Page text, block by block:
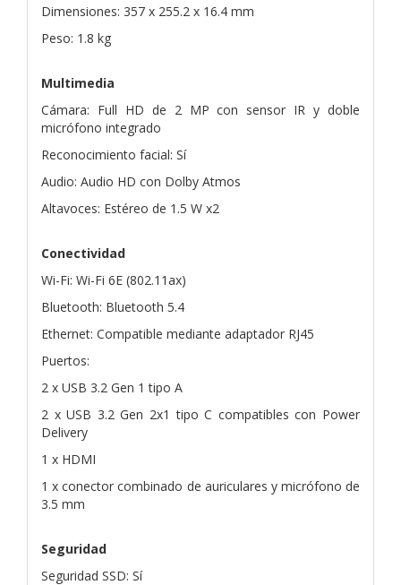
Dimensiones: 357 x 255.2 x 16.4 mm
Peso: 1.8 kg
Multimedia
Cámara: Full HD de 2 MP con sensor IR y doble
micrófono integrado
Reconocimiento facial: Sí
Audio: Audio HD con Dolby Atmos
Altavoces: Estéreo de 1.5 W x2
Conectividad
Wi-Fi: Wi-Fi 6E (802.11ax)
Bluetooth: Bluetooth 5.4
Ethernet: Compatible mediante adaptador RJ45
Puertos:
2 x USB 3.2 Gen 1 tipo A
2 x USB 3.2 Gen 2x1 tipo C compatibles con Power
Delivery
1 x HDMI
1 x conector combinado de auriculares y micrófono de
3.5 mm
Seguridad
Seguridad SSD: Sí